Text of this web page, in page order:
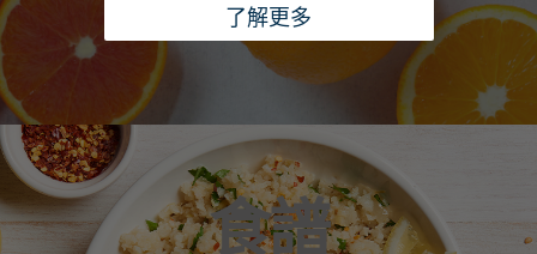
了解更多
食譜